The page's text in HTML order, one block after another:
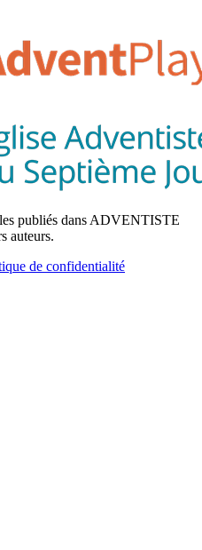
publiés dans ADVENTISTE
auteurs.
de confidentialité